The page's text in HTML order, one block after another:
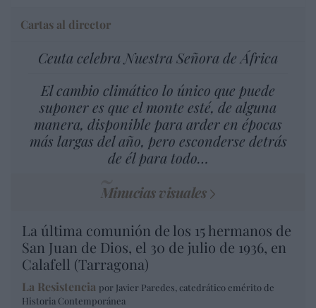
Cartas al director
Ceuta celebra Nuestra Señora de África
El cambio climático lo único que puede
suponer es que el monte esté, de alguna
manera, disponible para arder en épocas
más largas del año, pero esconderse detrás
de él para todo…
Minucias visuales
La última comunión de los 15 hermanos de
San Juan de Dios, el 30 de julio de 1936, en
Calafell (Tarragona)
La Resistencia por Javier Paredes, catedrático emérito de
Historia Contemporánea